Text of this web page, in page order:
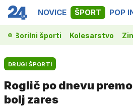
NOVICE ŠPORT POP
Borilni športi Kolesarstvo
DRUGI ŠPORTI
Roglič po dnevu
bolj zares